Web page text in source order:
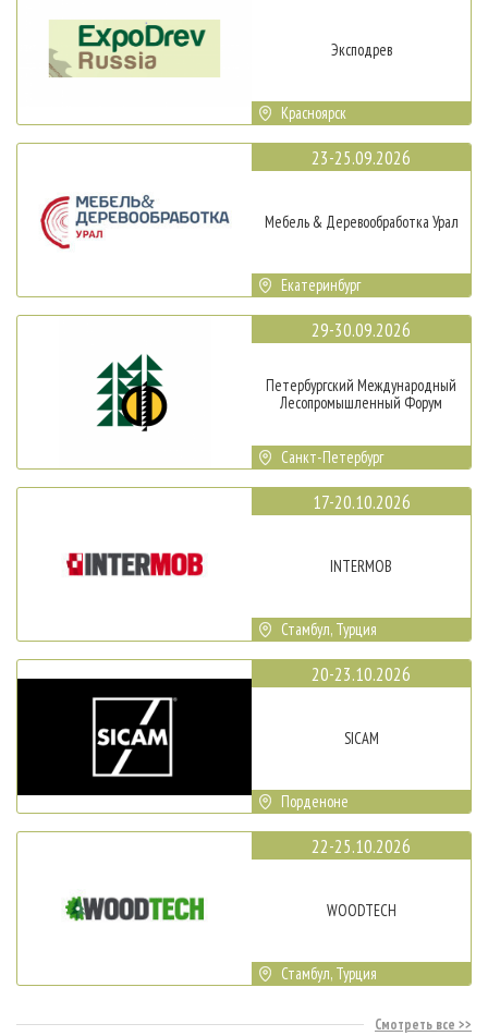
Эксподрев
Красноярск
23-25.09.2026
Мебель & Деревообработка Урал
Екатеринбург
29-30.09.2026
Петербургский Международный
Лесопромышленный Форум
Санкт-Петербург
17-20.10.2026
INTERMOB
Стамбул, Турция
20-23.10.2026
SICAM
Порденоне
22-25.10.2026
WOODTECH
Стамбул, Турция
Смотреть все